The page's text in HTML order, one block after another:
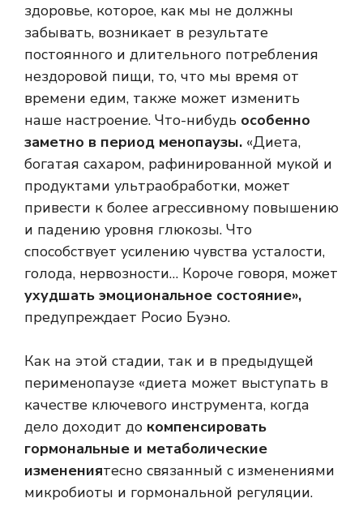
здоровье, которое, как мы не должны
забывать, возникает в результате
постоянного и длительного потребления
нездоровой пищи, то, что мы время от
времени едим, также может изменить
наше настроение. Что-нибудь особенно
заметно в период менопаузы. «Диета,
богатая сахаром, рафинированной мукой и
продуктами ультраобработки, может
привести к более агрессивному повышению
и падению уровня глюкозы. Что
способствует усилению чувства усталости,
голода, нервозности… Короче говоря, может
ухудшать эмоциональное состояние»,
предупреждает Росио Буэно.
Как на этой стадии, так и в предыдущей
перименопаузе «диета может выступать в
качестве ключевого инструмента, когда
дело доходит до компенсировать
гормональные и метаболические
изменениятесно связанный с изменениями
микробиоты и гормональной регуляции.